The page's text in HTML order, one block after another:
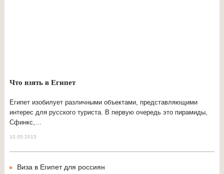
Что взять в Египет
Египет изобилует различными объектами, представляющими
интерес для русского туриста. В первую очередь это пирамиды,
Сфинкс,…
10.05.2015
Виза в Египет для россиян